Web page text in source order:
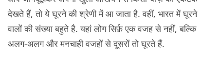
देखते हैं, तो ये घूरने की श्रेणी में आ जाता है. वहीं, भारत में घूरने
वालों की संख्या बहुते है. यहां लोग सिर्फ़ एक वजह से नहीं, बल्कि
अलग-अलग और मनचाही वजहों से दूसरों तो घूरते हैं.